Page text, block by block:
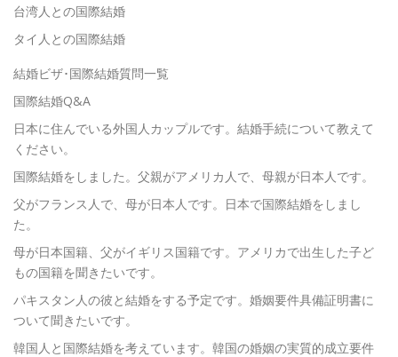
台湾人との国際結婚
タイ人との国際結婚
結婚ビザ･国際結婚質問一覧
国際結婚Q&A
日本に住んでいる外国人カップルです。結婚手続について教えて
ください。
国際結婚をしました。父親がアメリカ人で、母親が日本人です。
父がフランス人で、母が日本人です。日本で国際結婚をしまし
た。
母が日本国籍、父がイギリス国籍です。アメリカで出生した子ど
もの国籍を聞きたいです。
パキスタン人の彼と結婚をする予定です。婚姻要件具備証明書に
ついて聞きたいです。
韓国人と国際結婚を考えています。韓国の婚姻の実質的成立要件